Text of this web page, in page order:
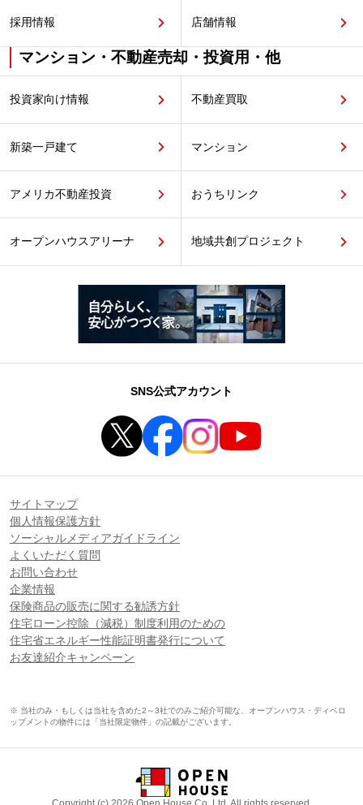
採用情報 店舗情報
マンション・不動産売却・投資用・他
投資家向け情報 不動産買取
新築一戸建て マンション
アメリカ不動産投資 おうちリンク
オープンハウスアリーナ 地域共創プロジェクト
SNS公式アカウント
サイトマップ
個人情報保護方針
ソーシャルメディアガイドライン
よくいただく質問
お問い合わせ
企業情報
保険商品の販売に関する勧誘方針
住宅ローン控除（減税）制度利用のための
住宅省エネルギー性能証明書発行について
お友達紹介キャンペーン
※ 当社のみ・もしくは当社を含めた2～3社でのみご紹介可能な、オープンハウス・ディベロ
ップメントの物件には「当社限定物件」の記載がございます。